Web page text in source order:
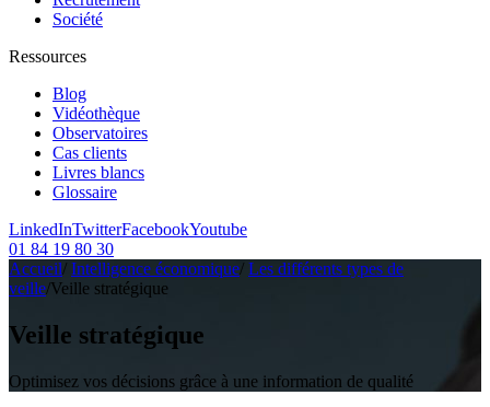
Société
Ressources
Blog
Vidéothèque
Observatoires
Cas clients
Livres blancs
Glossaire
LinkedInTwitterFacebookYoutube
01 84 19 80 30
Accueil/ Intelligence économique/ Les différents types de
veille/Veille stratégique
Veille stratégique
Optimisez vos décisions grâce à une information de qualité